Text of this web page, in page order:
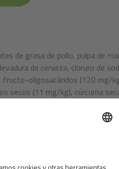
de grasa de pollo, pulpa de
de cerveza, cloruro de
oligosacáridos (120 mg/
secos (11 mg/kg), cúrcuma
fibra bruta 4,2%, ceniza bruta